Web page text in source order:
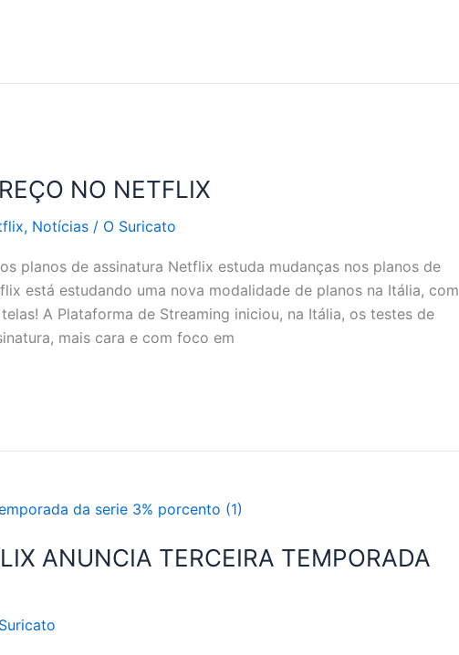
NO NETFLIX
, Notícias / O Suricato
planos de assinatura Netflix estuda mudanças nos planos de
está estudando uma nova modalidade de planos na Itália, com
A Plataforma de Streaming iniciou, na Itália, os testes de
mais cara e com foco em
ANUNCIA TERCEIRA TEMPORADA